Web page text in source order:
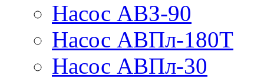
Насос АВЗ-90
Насос АВПл-180Т
Насос АВПл-30